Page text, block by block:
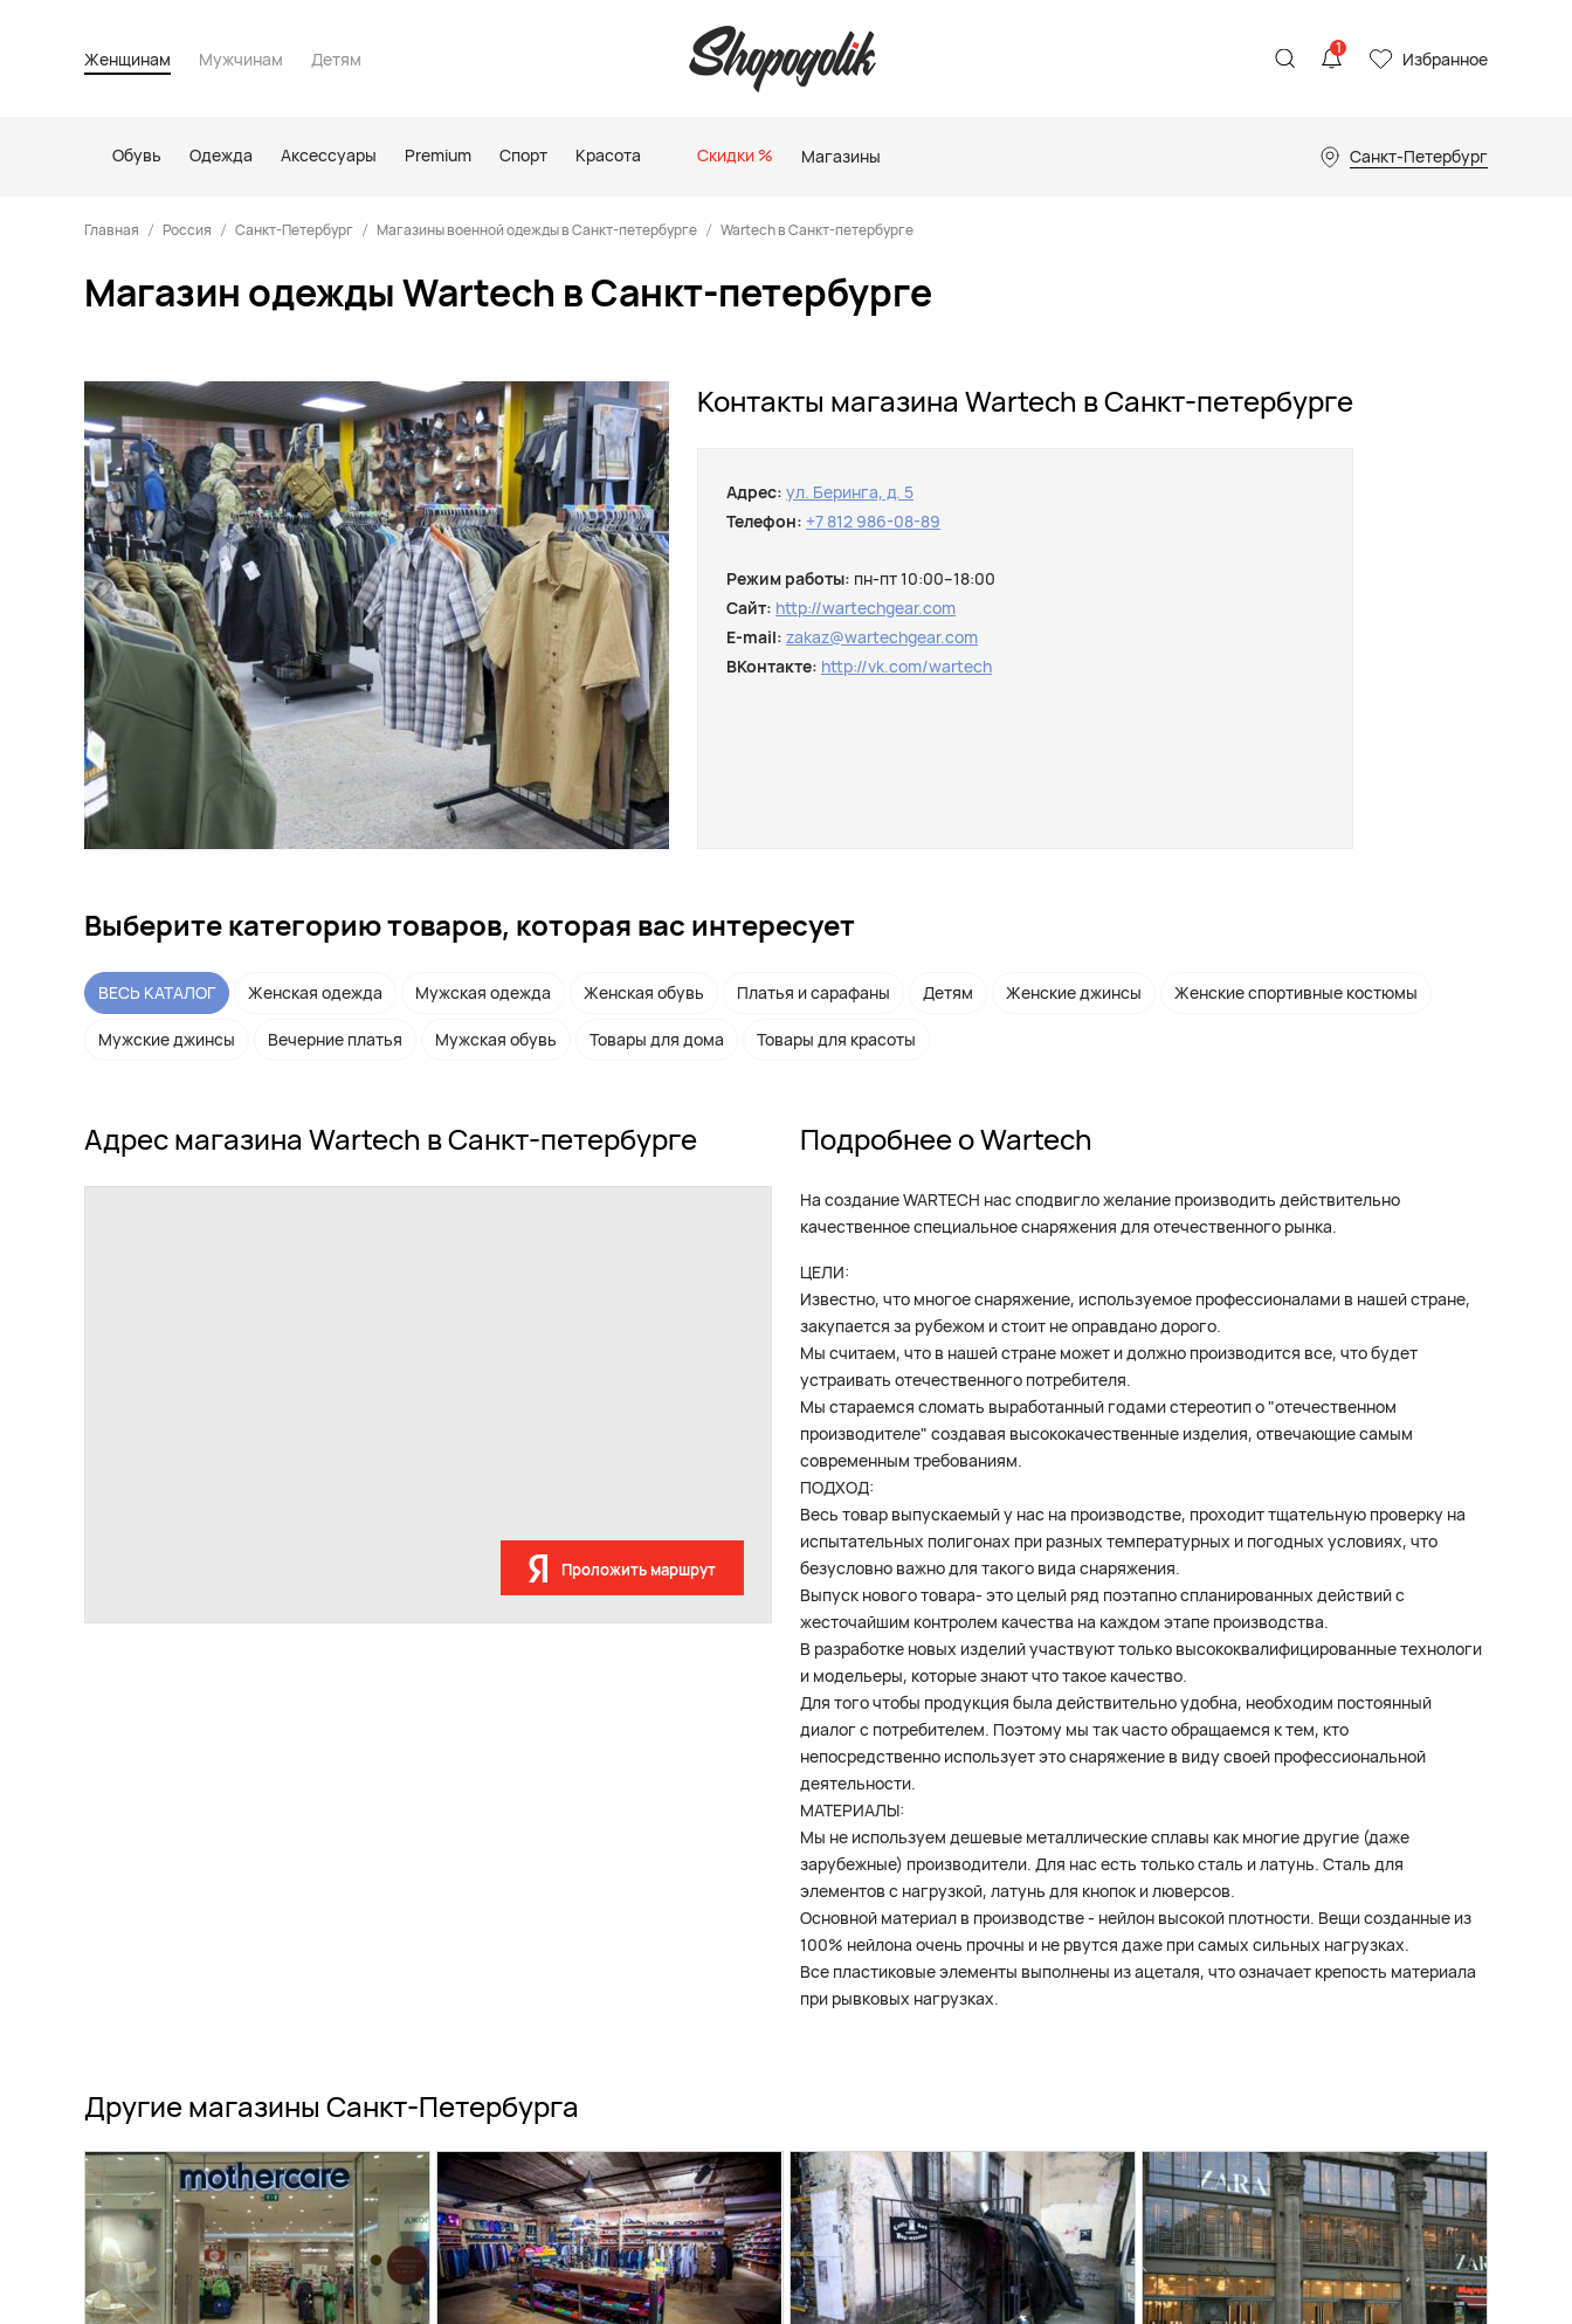
Женщинам Мужчинам Детям
1 Избранное
Обувь Одежда Аксессуары Premium Спорт Красота Скидки % Магазины Санкт-Петербург
Главная Россия Санкт-Петербург Магазины военной одежды в Санкт-петербурге Wartech в Санкт-петербурге
Магазин одежды Wartech в Санкт-петербурге
Контакты магазина Wartech в Санкт-петербурге
Адрес: ул. Беринга, д. 5
Телефон: +7 812 986-08-89
Режим работы: пн-пт 10:00–18:00
Сайт: http://wartechgear.com
E-mail: zakaz@wartechgear.com
ВКонтакте: http://vk.com/wartech
Выберите категорию товаров, которая вас интересует
ВЕСЬ КАТАЛОГ Женская одежда Мужская одежда Женская обувь Платья и сарафаны Детям Женские джинсы Женские спортивные костюмы
Мужские джинсы Вечерние платья Мужская обувь Товары для дома Товары для красоты
Адрес магазина Wartech в Санкт-петербурге
Проложить маршрут
Подробнее о Wartech
На создание WARTECH нас сподвигло желание производить действительно
качественное специальное снаряжения для отечественного рынка.
ЦЕЛИ:
Известно, что многое снаряжение, используемое профессионалами в нашей стране,
закупается за рубежом и стоит не оправдано дорого.
Мы считаем, что в нашей стране может и должно производится все, что будет
устраивать отечественного потребителя.
Мы стараемся сломать выработанный годами стереотип о "отечественном
производителе" создавая высококачественные изделия, отвечающие самым
современным требованиям.
ПОДХОД:
Весь товар выпускаемый у нас на производстве, проходит тщательную проверку на
испытательных полигонах при разных температурных и погодных условиях, что
безусловно важно для такого вида снаряжения.
Выпуск нового товара- это целый ряд поэтапно спланированных действий с
жесточайшим контролем качества на каждом этапе производства.
В разработке новых изделий участвуют только высококвалифицированные технологи
и модельеры, которые знают что такое качество.
Для того чтобы продукция была действительно удобна, необходим постоянный
диалог с потребителем. Поэтому мы так часто обращаемся к тем, кто
непосредственно использует это снаряжение в виду своей профессиональной
деятельности.
МАТЕРИАЛЫ:
Мы не используем дешевые металлические сплавы как многие другие (даже
зарубежные) производители. Для нас есть только сталь и латунь. Сталь для
элементов с нагрузкой, латунь для кнопок и люверсов.
Основной материал в производстве - нейлон высокой плотности. Вещи созданные из
100% нейлона очень прочны и не рвутся даже при самых сильных нагрузках.
Все пластиковые элементы выполнены из ацеталя, что означает крепость материала
при рывковых нагрузках.
Другие магазины Санкт-Петербурга